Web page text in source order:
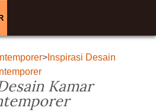
>Inspirasi Desain
Kamar